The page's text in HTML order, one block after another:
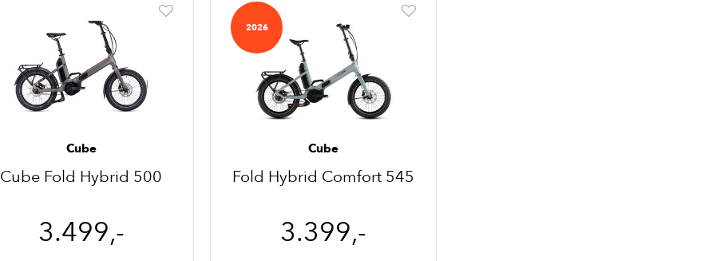
Cube
Cube Fold Hybrid 500
3.499,-
2026
Cube
Fold Hybrid Comfort 545
3.399,-